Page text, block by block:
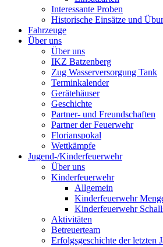
Interessante Proben
Historische Einsätze und
Fahrzeuge
Über uns
Über uns
IKZ Batzenberg
Zug Wasserversorgung Tank
Terminkalender
Gerätehäuser
Geschichte
Partner- und Freundschaften
Partner der Feuerwehr
Florianspokal
Wettkämpfe
Jugend-/Kinderfeuerwehr
Über uns
Kinderfeuerwehr
Allgemein
Kinderfeuerwehr
Kinderfeuerwehr
Aktivitäten
Betreuerteam
Erfolgsgeschichte der letzten